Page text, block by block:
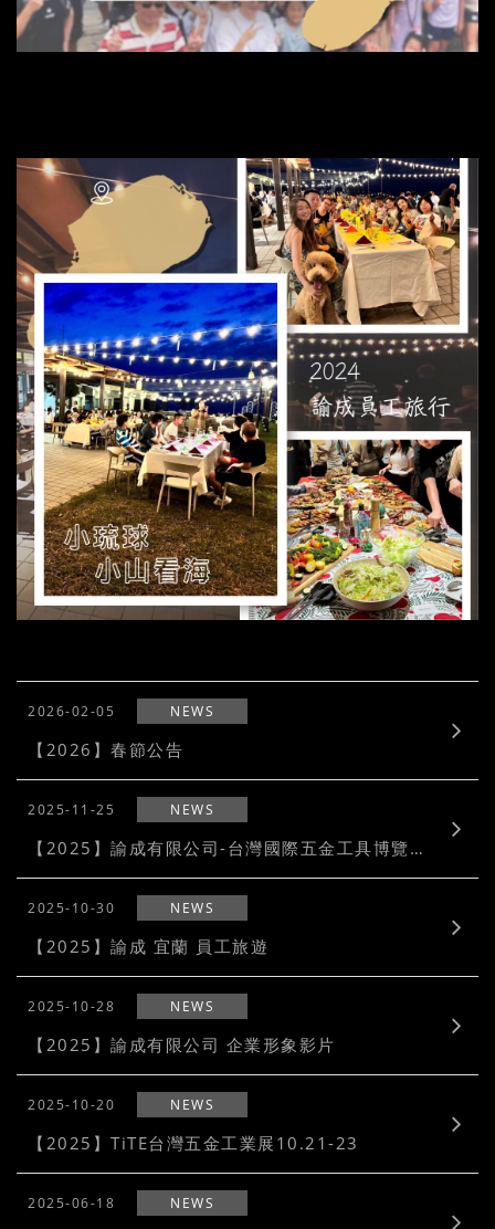
2026-02-05 NEWS
【2026】春節公告
2025-11-25 NEWS
【2025】諭成有限公司-台灣國際五金工具博覽會 x 五金工業展
2025-10-30 NEWS
【2025】諭成 宜蘭 員工旅遊
2025-10-28 NEWS
【2025】諭成有限公司 企業形象影片
2025-10-20 NEWS
【2025】TiTE台灣五金工業展10.21-23
2025-06-18 NEWS